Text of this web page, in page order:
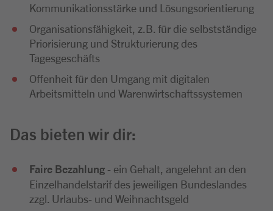
Kommunikationsstärke und Lösungsorientierung
Organisationsfähigkeit, z.B. für die selbstständige
Priorisierung und Strukturierung des
Tagesgeschäfts
Offenheit für den Umgang mit digitalen
Arbeitsmitteln und Warenwirtschaftssystemen
Das bieten wir dir:
Faire Bezahlung - ein Gehalt, angelehnt an den
Einzelhandelstarif des jeweiligen Bundeslandes
zzgl. Urlaubs- und Weihnachtsgeld